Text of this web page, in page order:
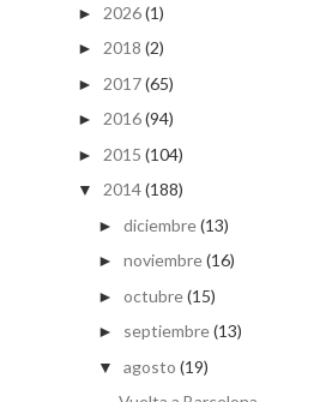
► 2026(1)
► 2018 (2)
► 2017(65)
► 2016(94)
► 2015 (104)
▼ 2014(188)
► diciembre(13)
► noviembre(16)
► octubre(15)
► septiembre(13)
▼ agosto (19)